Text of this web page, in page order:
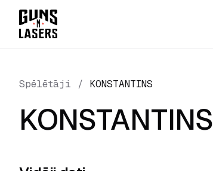
Spēlētāji / KONSTANTINS
KONSTANTINS